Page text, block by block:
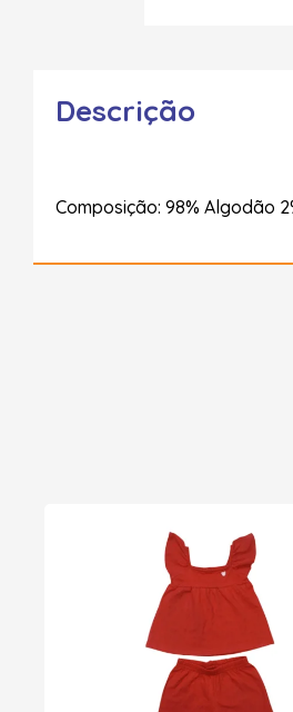
Descrição
Composição: 98% Algodão